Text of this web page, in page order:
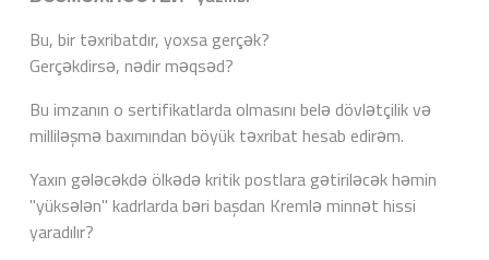
Bu, bir təxribatdır, yoxsa gerçək?
Gerçəkdirsə, nədir məqsəd?
Bu imzanın o sertifikatlarda olmasını belə dövlətçilik və
milliləşmə baxımından böyük təxribat hesab edirəm.
Yaxın gələcəkdə ölkədə kritik postlara gətiriləcək həmin
"yüksələn" kadrlarda bəri başdan Kremlə minnət hissi
yaradılır?